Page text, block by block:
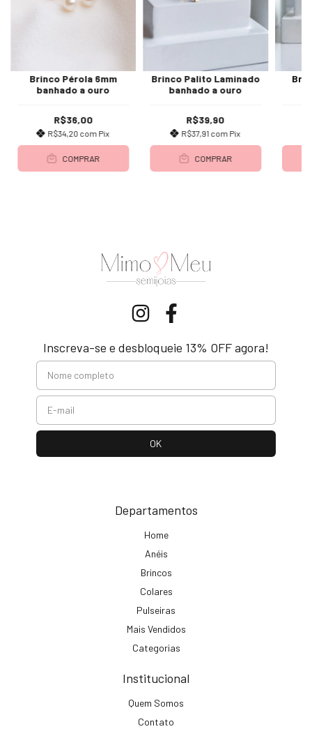
Brinco Pérola 6mm
banhado a ouro
R$36,00
R$34,20 com Pix
COMPRAR
Brinco Palito Laminado
banhado a ouro
R$39,90
R$37,91 com Pix
COMPRAR
Inscreva-se e desbloqueie 13% OFF agora!
Departamentos
Home
Anéis
Brincos
Colares
Pulseiras
Mais Vendidos
Categorias
Institucional
Quem Somos
Contato